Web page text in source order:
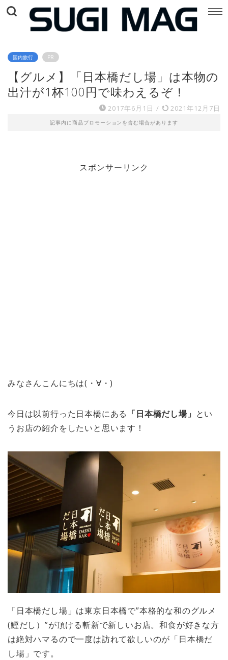
国内旅行 PR
【グルメ】「日本橋だし場」は本物の
出汁が1杯100円で味わえるぞ！
2017年6月1日 / 2021年12月7日
記事内に商品プロモーションを含む場合があります
スポンサーリンク
みなさんこんにちは(・∀・)
今日は以前行った日本橋にある 「日本橋だし場」 とい
うお店の紹介をしたいと思います！
「日本橋だし場」は東京日本橋で”本格的な和のグルメ
(鰹だし）”が頂ける斬新で新しいお店。和食が好きな方
は絶対ハマるので一度は訪れて欲しいのが「日本橋だ
し場」です。